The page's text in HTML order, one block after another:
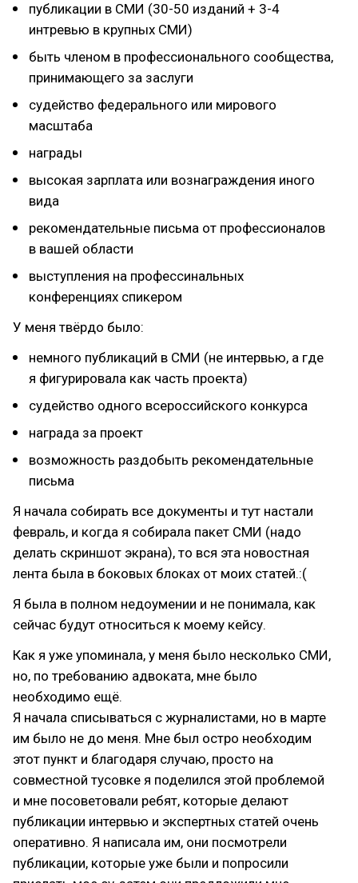
публикации в СМИ (30-50 изданий + 3-4
интревью в крупных СМИ)
быть членом в профессионального сообщества,
принимающего за заслуги
судейство федерального или мирового
масштаба
награды
высокая зарплата или вознаграждения иного
вида
рекомендательные письма от профессионалов
в вашей области
выступления на профессинальных
конференциях спикером
У меня твёрдо было:
немного публикаций в СМИ (не интервью, а где
я фигурировала как часть проекта)
судейство одного всероссийского конкурса
награда за проект
возможность раздобыть рекомендательные
письма
Я начала собирать все документы и тут настали
февраль, и когда я собирала пакет СМИ (надо
делать скриншот экрана), то вся эта новостная
лента была в боковых блоках от моих статей.:(
Я была в полном недоумении и не понимала, как
сейчас будут относиться к моему кейсу.
Как я уже упоминала, у меня было несколько СМИ,
но, по требованию адвоката, мне было
необходимо ещё.
Я начала списываться с журналистами, но в марте
им было не до меня. Мне был остро необходим
этот пункт и благодаря случаю, просто на
совместной тусовке я поделился этой проблемой
и мне посоветовали ребят, которые делают
публикации интервью и экспертных статей очень
оперативно. Я написала им, они посмотрели
публикации, которые уже были и попросили